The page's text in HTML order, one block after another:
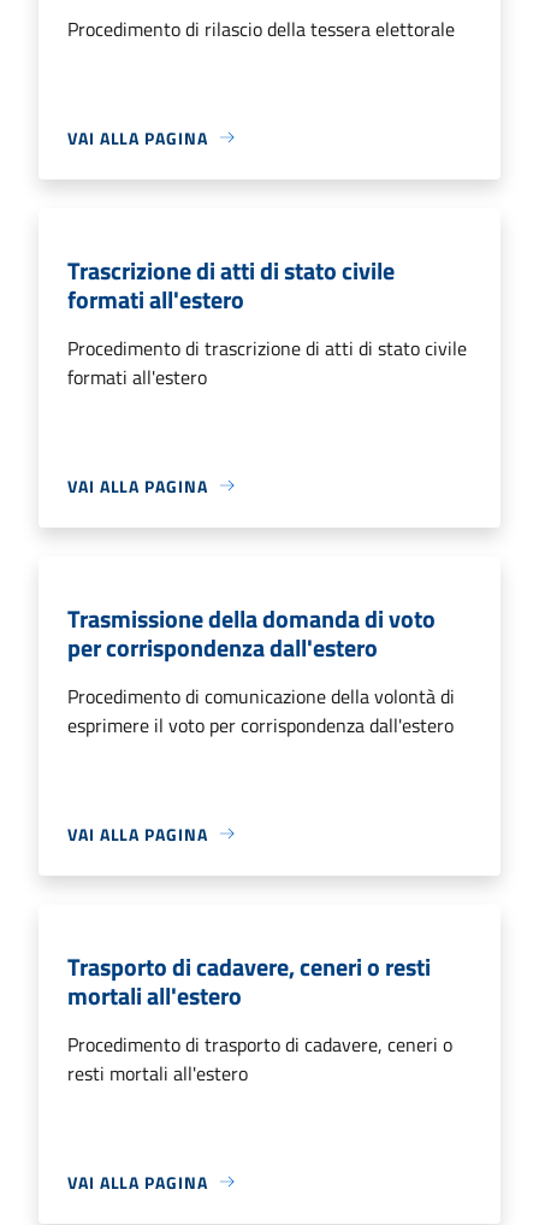
Procedimento di rilascio della tessera elettorale
VAI ALLA PAGINA
Trascrizione di atti di stato civile
formati all'estero
Procedimento di trascrizione di atti di stato civile
formati all'estero
VAI ALLA PAGINA
Trasmissione della domanda di voto
per corrispondenza dall'estero
Procedimento di comunicazione della volontà di
esprimere il voto per corrispondenza dall'estero
VAI ALLA PAGINA
Trasporto di cadavere, ceneri o resti
mortali all'estero
Procedimento di trasporto di cadavere, ceneri o
resti mortali all'estero
VAI ALLA PAGINA